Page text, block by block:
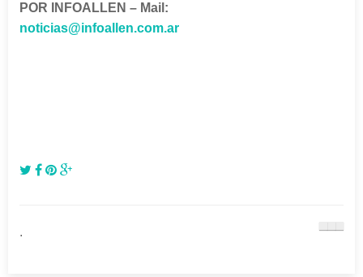
POR INFOALLEN – Mail:
noticias@infoallen.com.ar
.